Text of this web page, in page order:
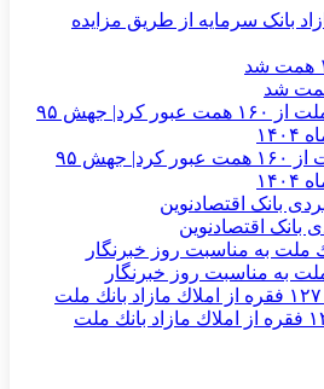
بانک سرمایه از طریق مزایده
درآمدهای عملیاتی بانك ملت از ۱۶۰ همت عبور كرد| جهش ۹۵
بانک اقتصادنوین
به مناسبت روز خبرنگار